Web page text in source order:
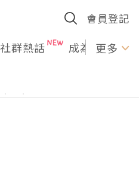
會員登記
社群熱話 成為U更多